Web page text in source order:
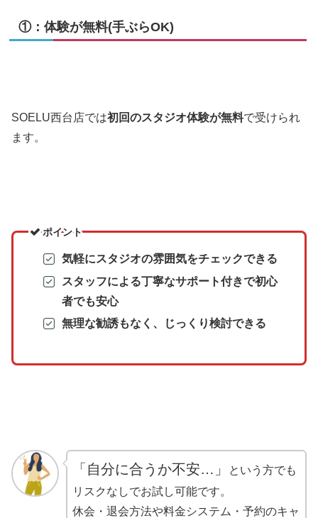
①：体験が無料(手ぶらOK)
SOELU西台店では初回のスタジオ体験が無料で受けられ
ます。
ポイント
気軽にスタジオの雰囲気をチェックできる
スタッフによる丁寧なサポート付きで初心
者でも安心
無理な勧誘もなく、じっくり検討できる
「自分に合うか不安…」
という方でも
リスクなしでお試し可能です。
休会・退会方法や料金システム・予約のキャ